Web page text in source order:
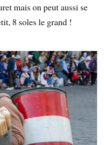
mais on peut aussi se
8 soles le grand !